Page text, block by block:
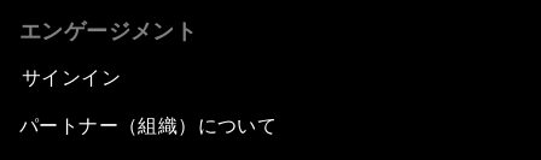
エンゲージメント
サインイン
パートナー（組織）について